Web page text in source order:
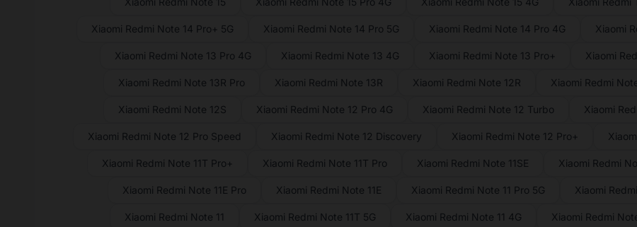
Xiaomi Redmi Note 14 Pro+ 5G Xiaomi Redmi Note 14 Pro 5G Xiaomi Redmi Note 14 Pro 4G Xiaomi
Xiaomi Redmi Note 13 Pro 4G Xiaomi Redmi Note 13 4G Xiaomi Redmi Note 13 Pro+ Xiaomi
Xiaomi Redmi Note 13R Pro Xiaomi Redmi Note 13R Xiaomi Redmi Note 12R Xiaomi Redmi
Xiaomi Redmi Note 12S Xiaomi Redmi Note 12 Pro 4G Xiaomi Redmi Note 12 Turbo Xiaomi
Xiaomi Redmi Note 12 Pro Speed Xiaomi Redmi Note 12 Discovery Xiaomi Redmi Note 12 Pro+
Xiaomi Redmi Note 11T Pro+ Xiaomi Redmi Note 11T Pro Xiaomi Redmi Note 11SE Xiaomi Redmi
Xiaomi Redmi Note 11E Pro Xiaomi Redmi Note 11E Xiaomi Redmi Note 11 Pro 5G Xiaomi
Xiaomi Redmi Note 11 Xiaomi Redmi Note 11T 5G Xiaomi Redmi Note 11 4G Xiaomi Redmi